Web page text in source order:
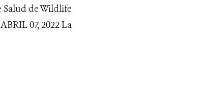
Salud de Wildlife
07, 2022 La